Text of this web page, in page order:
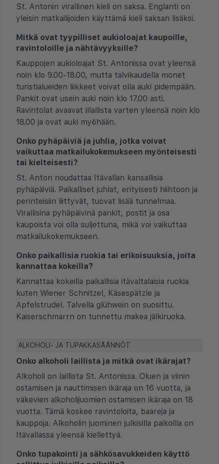
St. Antonin virallinen kieli on saksa. Englanti on
yleisin matkailijoiden käyttämä kieli saksan lisäksi.
Mitkä ovat tyypilliset aukioloajat kaupoille,
ravintoloille ja nähtävyyksille?
Kauppojen aukioloajat St. Antonissa ovat yleensä
noin klo 9.00-18.00, mutta talvikaudella monet
turistialueiden liikkeet voivat olla auki pidempään.
Pankit ovat usein auki noin klo 17.00 asti.
Ravintolat avaavat illallista varten yleensä noin klo
18.00 ja ovat auki myöhään.
Onko pyhäpäiviä ja juhlia, jotka voivat
vaikuttaa matkailukokemukseen myönteisesti
tai kielteisesti?
St. Anton noudattaa Itävallan kansallisia
pyhäpäiviä. Paikalliset juhlat, erityisesti hiihtoon ja
perinteisiin liittyvät, tuovat lisää tunnelmaa.
Virallisina pyhäpäivinä pankit, postit ja osa
kaupoista voi olla suljettuna, mikä voi vaikuttaa
matkailukokemukseen.
Onko paikallisia ruokia tai erikoisuuksia, joita
kannattaa kokeilla?
Kannattaa kokeilla paikallisia itävaltalaisia ruokia
kuten Wiener Schnitzel, Käsespätzle ja
Apfelstrudel. Talvella glühwein on suosittu.
Kaiserschmarrn on tunnettu makea jälkiruoka.
ALKOHOLI- JA TUPAKKASÄÄNNÖT
Onko alkoholi laillista ja mitkä ovat ikärajat?
Alkoholi on laillista St. Antonissa. Oluen ja viinin
ostamisen ja nauttimisen ikäraja on 16 vuotta, ja
väkevien alkoholijuomien ostamisen ikäraja on 18
vuotta. Tämä koskee ravintoloita, baareja ja
kauppoja. Alkoholin juominen julkisilla paikoilla on
Itävallassa yleensä kiellettyä.
Onko tupakointi ja sähkösavukkeiden käyttö